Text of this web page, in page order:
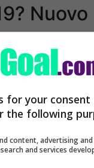
Nuovo
giocheranno
. Sfide che
di avere più
novità
for your consent
the following
content, advertising
and services